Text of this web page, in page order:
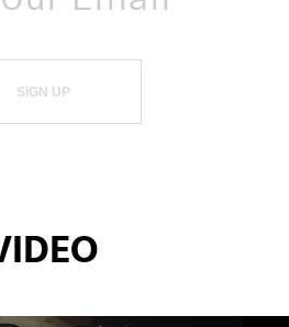
SIGN UP